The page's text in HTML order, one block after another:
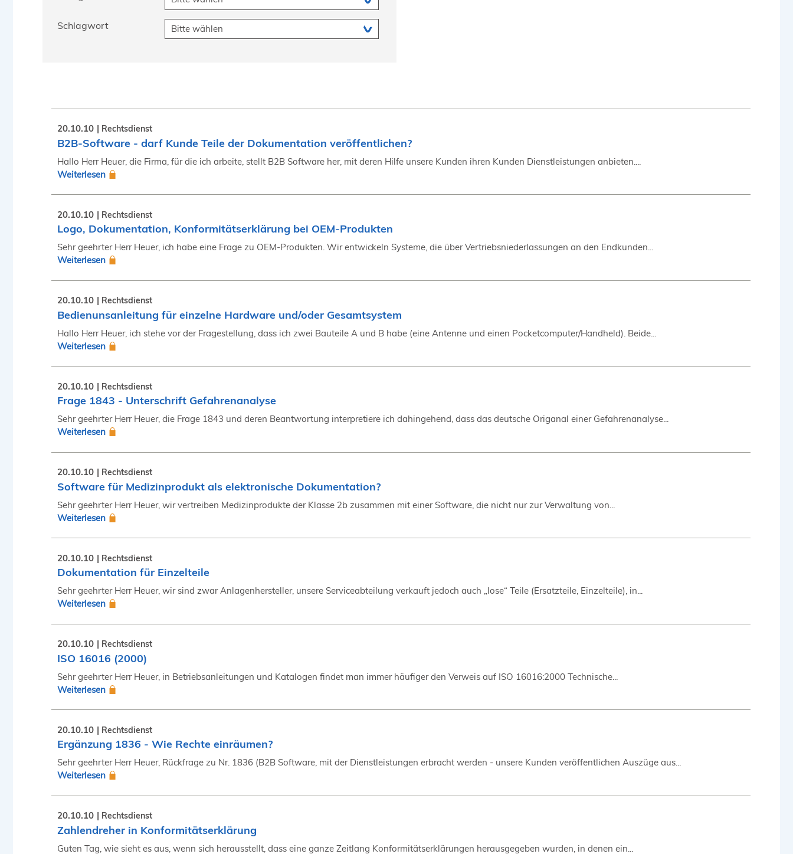
Schlagwort
20.10.10 Rechtsdienst
B2B-Software - darf Kunde Teile der Dokumentation veröffentlichen?
Hallo Herr Heuer, die Firma, für die ich arbeite, stellt B2B Software her, mit deren Hilfe unsere Kunden ihren Kunden Dienstleistungen anbieten....
Weiterlesen
20.10.10 Rechtsdienst
Logo, Dokumentation, Konformitätserklärung bei OEM-Produkten
Sehr geehrter Herr Heuer, ich habe eine Frage zu OEM-Produkten. Wir entwickeln Systeme, die über Vertriebsniederlassungen an den Endkunden...
Weiterlesen
20.10.10 Rechtsdienst
Bedienunsanleitung für einzelne Hardware und/oder Gesamtsystem
Hallo Herr Heuer, ich stehe vor der Fragestellung, dass ich zwei Bauteile A und B habe (eine Antenne und einen Pocketcomputer/Handheld). Beide...
Weiterlesen
20.10.10 Rechtsdienst
Frage 1843 - Unterschrift Gefahrenanalyse
Sehr geehrter Herr Heuer, die Frage 1843 und deren Beantwortung interpretiere ich dahingehend, dass das deutsche Origanal einer Gefahrenanalyse...
Weiterlesen
20.10.10 Rechtsdienst
Software für Medizinprodukt als elektronische Dokumentation?
Sehr geehrter Herr Heuer, wir vertreiben Medizinprodukte der Klasse 2b zusammen mit einer Software, die nicht nur zur Verwaltung von...
Weiterlesen
20.10.10 Rechtsdienst
Dokumentation für Einzelteile
Sehr geehrter Herr Heuer, wir sind zwar Anlagenhersteller, unsere Serviceabteilung verkauft jedoch auch „lose“ Teile (Ersatzteile, Einzelteile), in...
Weiterlesen
20.10.10 Rechtsdienst
ISO 16016 (2000)
Sehr geehrter Herr Heuer, in Betriebsanleitungen und Katalogen findet man immer häufiger den Verweis auf ISO 16016:2000 Technische...
Weiterlesen
20.10.10 Rechtsdienst
Ergänzung 1836 - Wie Rechte einräumen?
Sehr geehrter Herr Heuer, Rückfrage zu Nr. 1836 (B2B Software, mit der Dienstleistungen erbracht werden - unsere Kunden veröffentlichen Auszüge aus...
Weiterlesen
20.10.10 Rechtsdienst
Zahlendreher in Konformitätserklärung
Guten Tag, wie sieht es aus, wenn sich herausstellt, dass eine ganze Zeitlang Konformitätserklärungen herausgegeben wurden, in denen ein...